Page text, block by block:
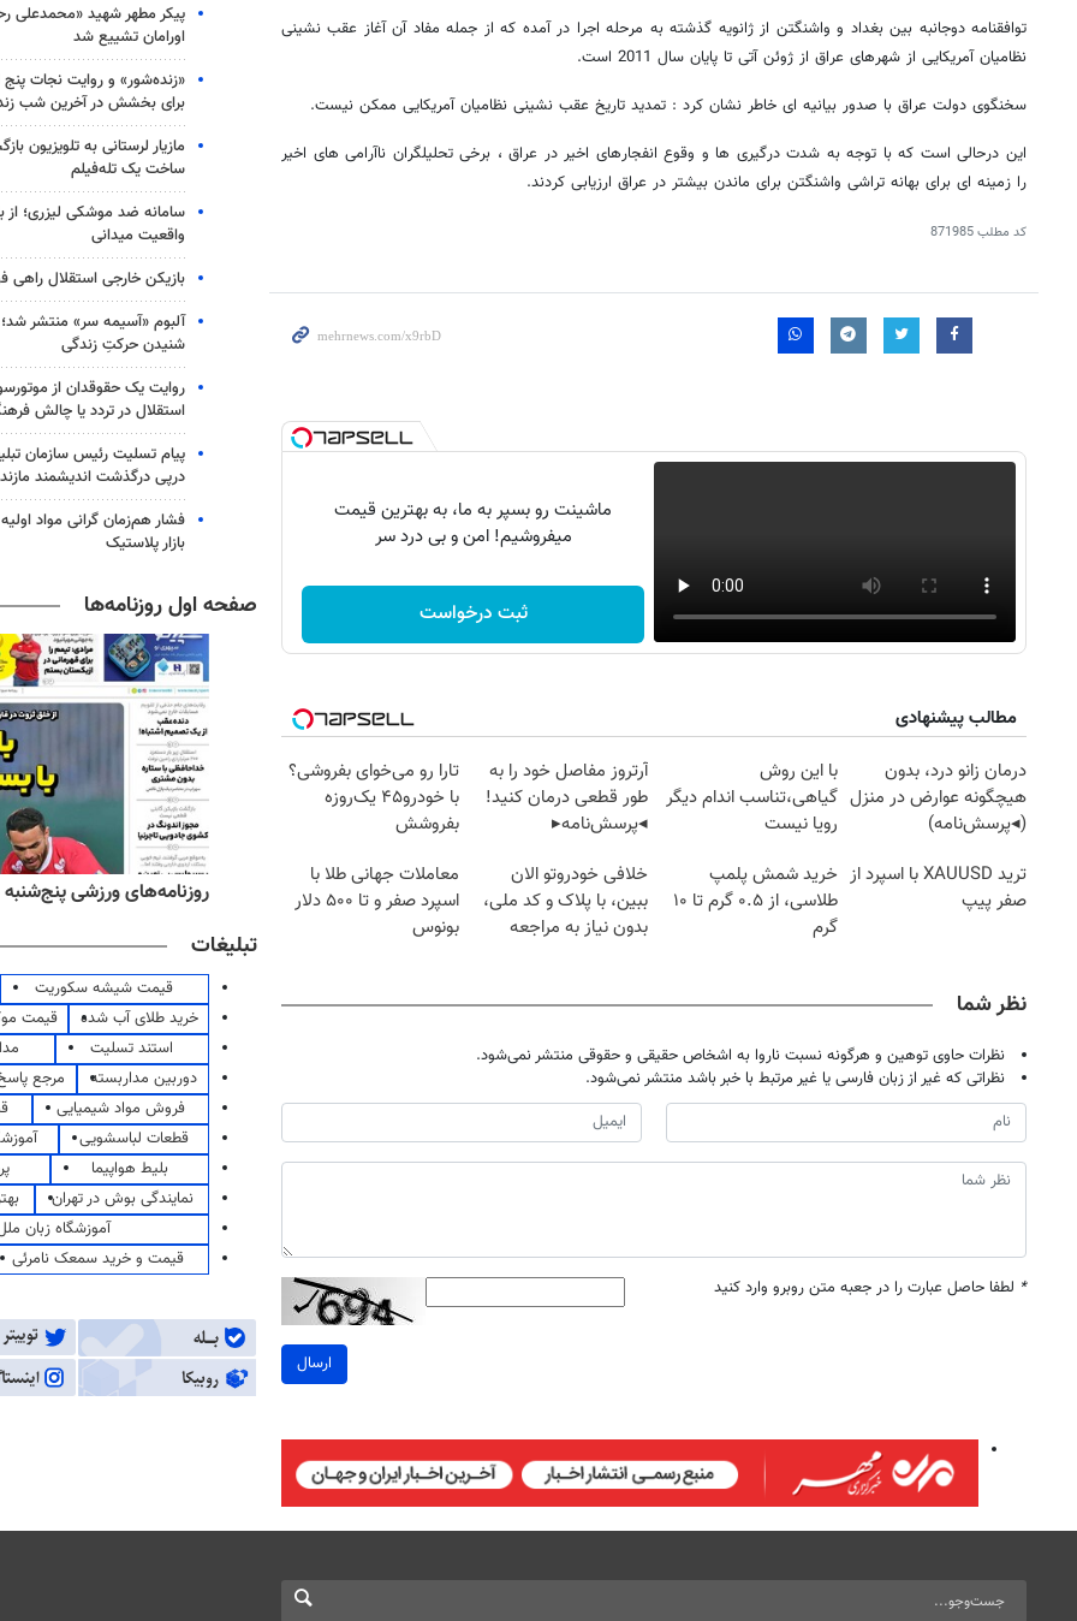
توافقنامه دوجانبه بین بغداد و واشنگتن از ژانویه گذشته به مرحله اجرا در آمده که از جمله مفاد آن آغاز عقب نشینی
نظامیان آمریکایی از شهرهای عراق از ژوئن آتی تا پایان سال 2011 است.
سخنگوی دولت عراق با صدور بیانیه ای خاطر نشان کرد : تمدید تاریخ عقب نشینی نظامیان آمریکایی ممکن نیست.
این درحالی است که با توجه به شدت درگیری ها و وقوع انفجارهای اخیر در عراق ، برخی تحلیلگران ناآرامی های اخیر
را زمینه ای برای بهانه تراشی واشنگتن برای ماندن بیشتر در عراق ارزیابی کردند.
کد مطلب871985
ماشینت رو بسپر به ما، به بهترین قیمت
میفروشیم! امن و بی درد سر
ثبت درخواست
مطالب پیشنهادی
درمان زانو درد، بدون
هیچگونه عوارض در منزل
(◂پرسش‌نامه)
با این روش
گیاهی،تناسب اندام دیگر
رویا نیست
آرتروز مفاصل خود را به
طور قطعی درمان کنید!
◂پرسش‌نامه▸
تارا رو می‌خوای بفروشی؟
با خودرو۴۵ یک‌روزه
بفروشش
ترید XAUUSD با اسپرد از
صفر پیپ
خرید شمش پلمپ
طلاسی، از ۰.۵ گرم تا ۱۰
گرم
خلافی خودروتو الان
ببین، با پلاک و کد ملی،
بدون نیاز به مراجعه
معاملات جهانی طلا با
اسپرد صفر و تا ۵۰۰ دلار
بونوس
نظر شما
نظرات حاوی توهین و هرگونه نسبت ناروا به اشخاص حقیقی و حقوقی منتشر نمی‌شود.
نظراتی که غیر از زبان فارسی یا غیر مرتبط با خبر باشد منتشر نمی‌شود.
* لطفا حاصل عبارت را در جعبه متن روبرو وارد کنید
ارسال
پیکر مطهر شهید «محمدعلی
اورامان تشییع شد
«زنده‌شور» و روایت نجات
برای بخشش در آخرین شب
مازیار لرستانی به تلویزیون
ساخت یک تله‌فیلم
سامانه ضد موشکی لیزری؛ از
واقعیت میدانی
بازیکن خارجی استقلال راهی
آلبوم «آسیمه سر» منتشر
شنیدن حرکتِ زندگی
روایت یک حقوقدان از
استقلال در تردد یا چالش
پیام تسلیت رئیس سازمان
درپی درگذشت اندیشمند
فشار هم‌زمان گرانی مواد
بازار پلاستیک
صفحه اول روزنامه‌ها
روزنامه‌های اقتصادی پنج‌شنبه ۱۵ مرداد ۱۴۰۵ روزنامه‌های صبح پنج‌شنبه ۱۵ مرداد ۱۴۰۵ روزنامه‌های ورزشی پنج‌شنبه ۱۵ مرداد ۱۴۰۵
تبلیغات
قیمت شیشه سکوریت
خرید طلای آب شده
قیمت
استند تسلیت
دوربین مداربسته
مرجع
فروش مواد شیمیایی
قطعات لباسشویی
بلیط هواپیما
نمایندگی بوش در تهران
آموزشگاه زبان
قیمت و خرید سمعک نامرئی